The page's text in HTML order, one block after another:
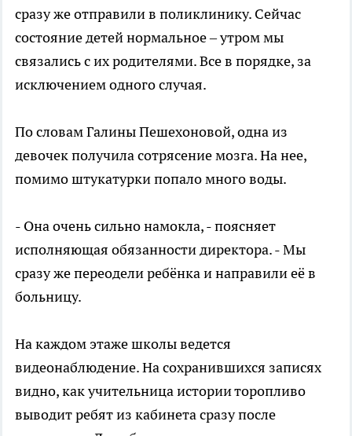
сразу же отправили в поликлинику. Сейчас
состояние детей нормальное – утром мы
связались с их родителями. Все в порядке, за
исключением одного случая.
По словам Галины Пешехоновой, одна из
девочек получила сотрясение мозга. На нее,
помимо штукатурки попало много воды.
- Она очень сильно намокла, - поясняет
исполняющая обязанности директора. - Мы
сразу же переодели ребёнка и направили её в
больницу.
На каждом этаже школы ведется
видеонаблюдение. На сохранившихся записях
видно, как учительница истории торопливо
выводит ребят из кабинета сразу после